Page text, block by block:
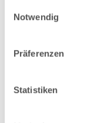
Notwendig
Präferenzen
Statistiken